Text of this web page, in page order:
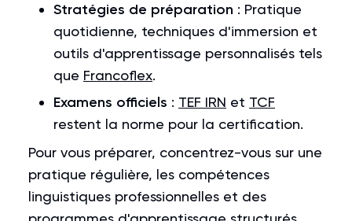
Stratégies de préparation : Pratique
quotidienne, techniques d'immersion et
outils d'apprentissage personnalisés tels
que Francoflex.
Examens officiels : TEF IRN et TCF
restent la norme pour la certification.
Pour vous préparer, concentrez-vous sur une
pratique régulière, les compétences
linguistiques professionnelles et des